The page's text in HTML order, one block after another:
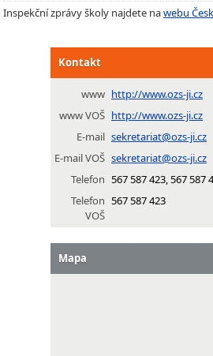
Inspekční zprávy školy najdete nawebu
Kontakt
www http://www.ozs-ji.cz
www VOŠ http://www.ozs-ji.cz
E-mail sekretariat@ozs-ji.cz
E-mail VOŠ sekretariat@ozs-ji.cz
Telefon 567 587 423, 567 587
Telefon
VOŠ
567 587 423
Mapa